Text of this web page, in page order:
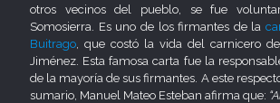
otros vecinos del pueblo, se fue
Somosierra. Es uno de los firmantes de la
Buitrago, que costó la vida del carnicero
Jiménez. Esta famosa carta fue la
de la mayoría de sus firmantes. A este
sumario, Manuel Mateo Esteban afirma que: